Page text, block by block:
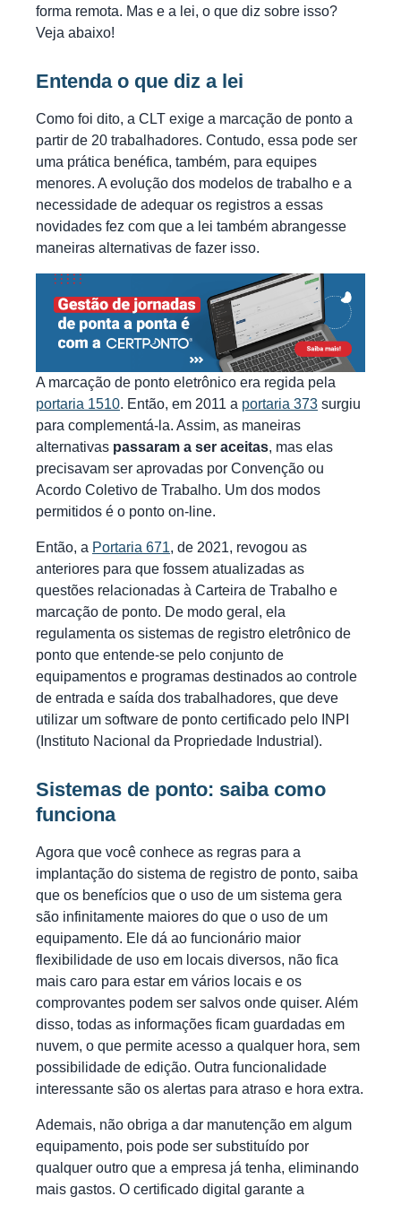
forma remota. Mas e a lei, o que diz sobre isso?
Veja abaixo!
Entenda o que diz a lei
Como foi dito, a CLT exige a marcação de ponto a
partir de 20 trabalhadores. Contudo, essa pode ser
uma prática benéfica, também, para equipes
menores. A evolução dos modelos de trabalho e a
necessidade de adequar os registros a essas
novidades fez com que a lei também abrangesse
maneiras alternativas de fazer isso.
A marcação de ponto eletrônico era regida pela
portaria 1510. Então, em 2011 a portaria 373 surgiu
para complementá-la. Assim, as maneiras
alternativas passaram a ser aceitas, mas elas
precisavam ser aprovadas por Convenção ou
Acordo Coletivo de Trabalho. Um dos modos
permitidos é o ponto on-line.
Então, a Portaria 671, de 2021, revogou as
anteriores para que fossem atualizadas as
questões relacionadas à Carteira de Trabalho e
marcação de ponto. De modo geral, ela
regulamenta os sistemas de registro eletrônico de
ponto que entende-se pelo conjunto de
equipamentos e programas destinados ao controle
de entrada e saída dos trabalhadores, que deve
utilizar um software de ponto certificado pelo INPI
(Instituto Nacional da Propriedade Industrial).
Sistemas de ponto: saiba como
funciona
Agora que você conhece as regras para a
implantação do sistema de registro de ponto, saiba
que os benefícios que o uso de um sistema gera
são infinitamente maiores do que o uso de um
equipamento. Ele dá ao funcionário maior
flexibilidade de uso em locais diversos, não fica
mais caro para estar em vários locais e os
comprovantes podem ser salvos onde quiser. Além
disso, todas as informações ficam guardadas em
nuvem, o que permite acesso a qualquer hora, sem
possibilidade de edição. Outra funcionalidade
interessante são os alertas para atraso e hora extra.
Ademais, não obriga a dar manutenção em algum
equipamento, pois pode ser substituído por
qualquer outro que a empresa já tenha, eliminando
mais gastos. O certificado digital garante a